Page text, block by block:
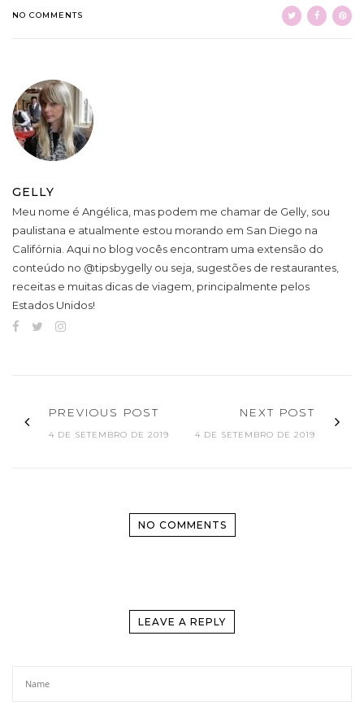
NO COMMENTS
GELLY
Meu nome é Angélica, mas podem me chamar de Gelly, sou
paulistana e atualmente estou morando em San Diego na
Califórnia. Aqui no blog vocês encontram uma extensão do
conteúdo no @tipsbygelly ou seja, sugestões de restaurantes,
receitas e muitas dicas de viagem, principalmente pelos
Estados Unidos!
PREVIOUS POST
4 DE SETEMBRO DE 2019
NEXT POST
4 DE SETEMBRO DE 2019
NO COMMENTS
LEAVE A REPLY